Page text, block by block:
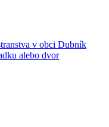
v obci Dubník
alebo dvor